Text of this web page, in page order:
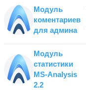
Модуль
коментариев
для админа
Модуль
статистики
MS-Analysis
2.2